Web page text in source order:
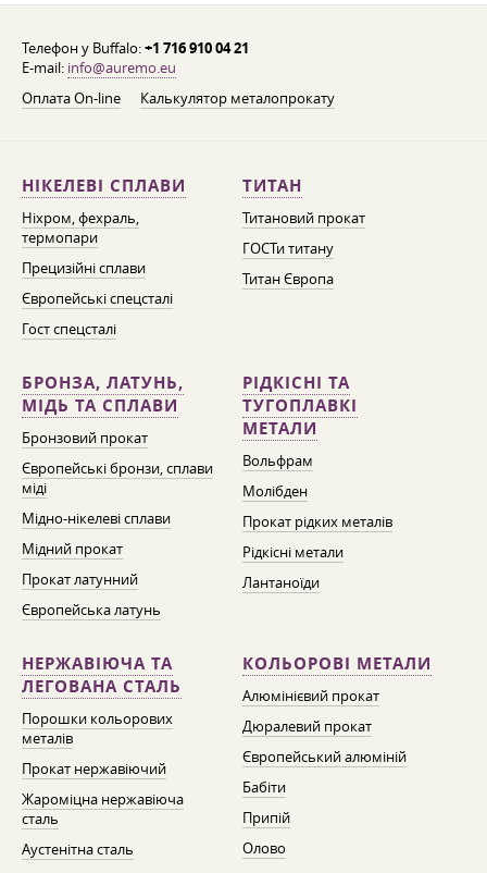
Телефон у Buffalo:+1 716 910 04 21
E-mail: info@auremo.eu
Оплата On-line
Калькулятор металопрокату
НІКЕЛЕВІ СПЛАВИ
Ніхром, фехраль,
термопари
Прецизійні сплави
Європейські спецсталі
Гост спецсталі
ТИТАН
Титановий прокат
ГОСТи титану
Титан Європа
БРОНЗА, ЛАТУНЬ,
МІДЬ ТА СПЛАВИ
Бронзовий прокат
Європейські бронзи, сплави
міді
Мідно-нікелеві сплави
Мідний прокат
Прокат латунний
Європейська латунь
РІДКІСНІ ТА
ТУГОПЛАВКІ
МЕТАЛИ
Вольфрам
Молібден
Прокат рідких металів
Рідкісні метали
Лантаноїди
НЕРЖАВІЮЧА ТА
ЛЕГОВАНА СТАЛЬ
Порошки кольорових
металів
Прокат нержавіючий
Жароміцна нержавіюча
сталь
Аустенітна сталь
КОЛЬОРОВІ МЕТАЛИ
Алюмінієвий прокат
Дюралевий прокат
Європейський алюміній
Бабіти
Припій
Олово